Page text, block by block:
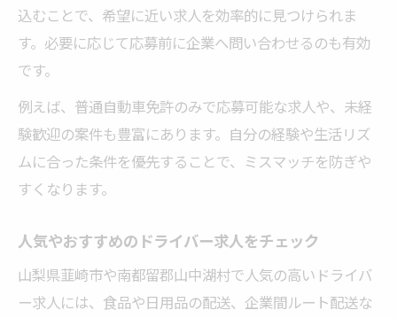
込むことで、希望に近い求人を効率的に見つけられま
す。必要に応じて応募前に企業へ問い合わせるのも有効
です。
例えば、普通自動車免許のみで応募可能な求人や、未経
験歓迎の案件も豊富にあります。自分の経験や生活リズ
ムに合った条件を優先することで、ミスマッチを防ぎや
すくなります。
人気やおすすめのドライバー求人をチェック
山梨県韮崎市や南都留郡山中湖村で人気の高いドライバ
ー求人には、食品や日用品の配送、企業間ルート配送な